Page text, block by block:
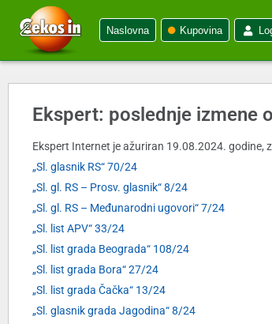
Naslovna Kupovina
Ekspert: poslednje izmene
Ekspert Internet je ažuriran 19.08.2024. godine,
„Sl. glasnik RS“ 70/24
„Sl. gl. RS – Prosv. glasnik“ 8/24
„Sl. gl. RS – Međunarodni ugovori“ 7/24
„Sl. list APV“ 33/24
„Sl. list grada Beograda“ 108/24
„Sl. list grada Bora“ 27/24
„Sl. list grada Čačka“ 13/24
„Sl. glasnik grada Jagodina“ 8/24